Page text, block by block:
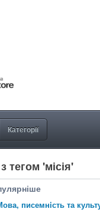
Категорії
тегом 'місія'
писемнiсть та